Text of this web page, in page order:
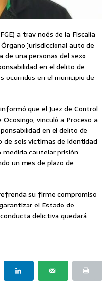
a trav noés de la Fiscalía
Jurisdiccional auto de
de una personas del sexo
en el delito de
ocurridos en el municipio de
que el Juez de Control
vinculó a Proceso a
en el delito de
de seis víctimas de identidad
medida cautelar prisión
un mes de plazo de
su firme compromiso
el Estado de
delictiva quedará